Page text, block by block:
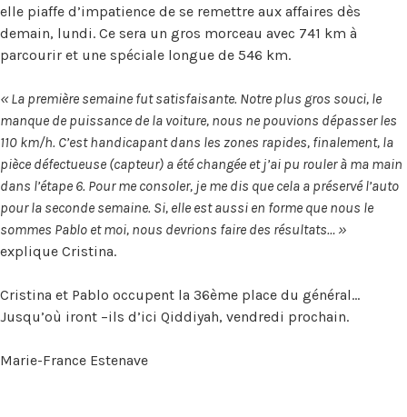
elle piaffe d’impatience de se remettre aux affaires dès
demain, lundi. Ce sera un gros morceau avec 741 km à
parcourir et une spéciale longue de 546 km.
« La première semaine fut satisfaisante. Notre plus gros souci, le
manque de puissance de la voiture, nous ne pouvions dépasser les
110 km/h. C’est handicapant dans les zones rapides, finalement, la
pièce défectueuse (capteur) a été changée et j’ai pu rouler à ma main
dans l’étape 6. Pour me consoler, je me dis que cela a préservé l’auto
pour la seconde semaine. Si, elle est aussi en forme que nous le
sommes Pablo et moi, nous devrions faire des résultats… »
explique Cristina.
Cristina et Pablo occupent la 36ème place du général…
Jusqu’où iront –ils d’ici Qiddiyah, vendredi prochain.
Marie-France Estenave